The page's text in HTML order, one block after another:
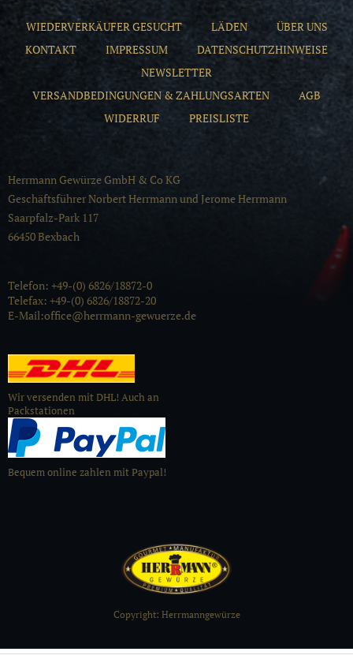
WIEDERVERKÄUFER GESUCHT LÄDEN
ÜBER UNS
KONTAKT
IMPRESSUM
DATENSCHUTZHINWEISE
NEWSLETTER
VERSANDBEDINGUNGEN & ZAHLUNGSARTEN
AGB
WIDERRUF
PREISLISTE
Herrmann Gewürze GmbH & Co KG
Geschäftsführer Norbert Herrmann und Jerome Herrmann
Saarpfalz-Park 117
66450 Bexbach
Telefon: +49-(0) 6826/18872-0
Telefax: +49-(0) 6826/18872-20
E-Mail:office@herrmann-gewuerze.de
Wir versenden mit DHL! Auch an
Packstationen
Bequem online zahlen mit Paypal!
Copyright: Herrmanngewürze